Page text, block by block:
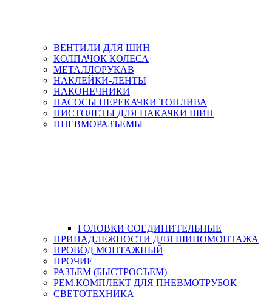
ВЕНТИЛИ ДЛЯ ШИН
КОЛПАЧОК КОЛЕСА
МЕТАЛЛОРУКАВ
НАКЛЕЙКИ-ЛЕНТЫ
НАКОНЕЧНИКИ
НАСОСЫ ПЕРЕКАЧКИ ТОПЛИВА
ПИСТОЛЕТЫ ДЛЯ НАКАЧКИ ШИН
ПНЕВМОРАЗЪЕМЫ
ГОЛОВКИ СОЕДИНИТЕЛЬНЫЕ
ПРИНАДЛЕЖНОСТИ ДЛЯ ШИНОМОНТАЖА
ПРОВОД МОНТАЖНЫЙ
ПРОЧИЕ
РАЗЪЕМ (БЫСТРОСЪЕМ)
РЕМ.КОМПЛЕКТ ДЛЯ ПНЕВМОТРУБОК
СВЕТОТЕХНИКА